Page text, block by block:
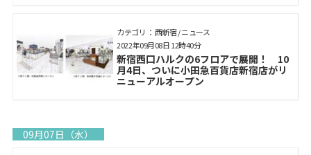
カテゴリ： 西新宿 / ニュース
新宿西口ハルクの6フロアで展開！ 10
月4日、ついに小田急百貨店新宿店がリ
ニューアルオープン
2022年09月08日 12時40分
09月07日（水）